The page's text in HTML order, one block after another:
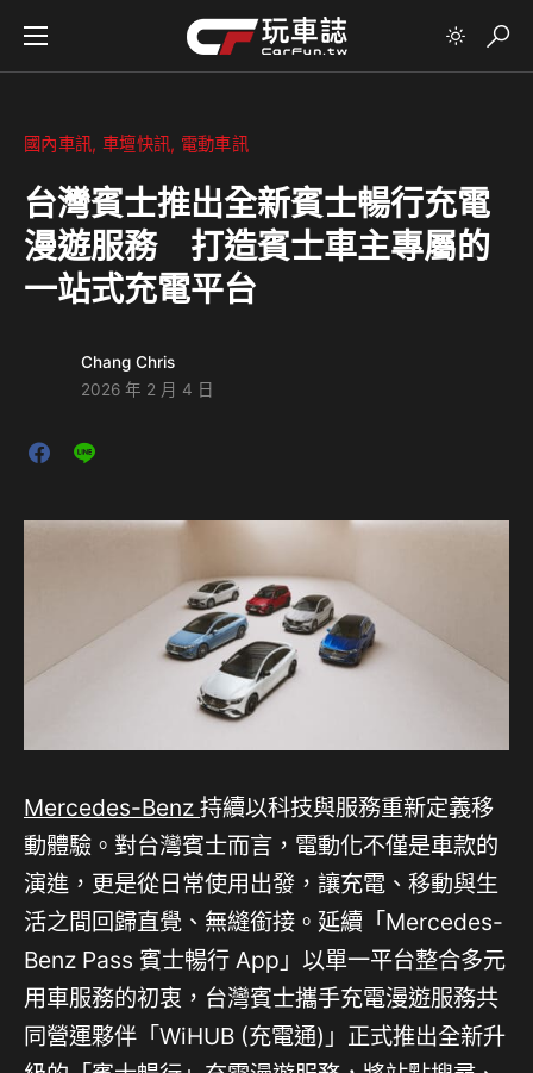
國內車訊 車壇快訊 電動車訊
台灣賓士推出全新賓士暢行充電
漫遊服務 打造賓士車主專屬的
一站式充電平台
Chang Chris
2026 年 2 月 4 日
Mercedes-Benz 持續以科技與服務重新定義移
動體驗。對台灣賓士而言，電動化不僅是車款的
演進，更是從日常使用出發，讓充電、移動與生
活之間回歸直覺、無縫銜接。延續「Mercedes-
Benz Pass 賓士暢行 App」以單一平台整合多元
用車服務的初衷，台灣賓士攜手充電漫遊服務共
同營運夥伴「WiHUB (充電通)」正式推出全新升